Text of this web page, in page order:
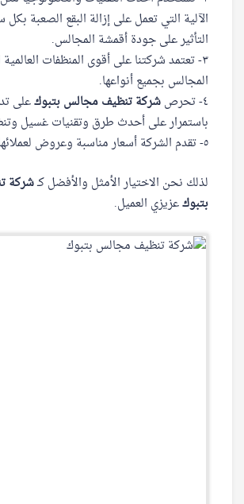
الآلية التي تعمل على إزالة البقع الصعبة
التأثير على جودة أقمشة المجالس.
٣- تعتمد شركتنا على أقوى المنظفات
المجالس بجميع أنواعها.
٤- تحرص
شركة تنظيف مجالس بتبوكعلى
باستمرار على أحدث طرق وتقنيات غسيل
٥- تقدم الشركة أسعار مناسبة وعروض لعملائها الكرام.
لذلك نحن الاختيار الأمثل والأفضل كـشركة
بتبوكعزيزي العميل.